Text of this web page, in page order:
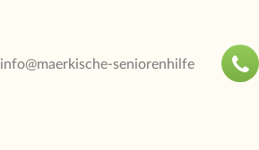
info@maerkische-seniorenhilfe